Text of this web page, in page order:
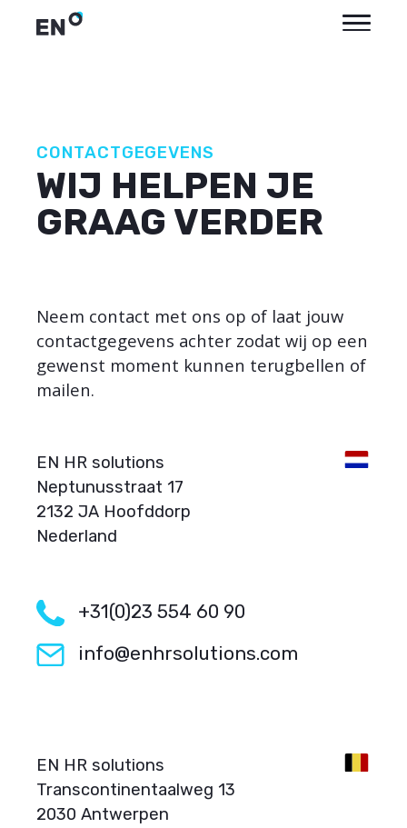
CONTACTGEGEVENS
WIJ HELPEN JE
GRAAG VERDER
Neem contact met ons op of laat jouw
contactgegevens achter zodat wij op een
gewenst moment kunnen terugbellen of
mailen.
EN HR solutions
Neptunusstraat 17
2132 JA Hoofddorp
Nederland
+31(0)23 554 60 90
info@enhrsolutions.com
EN HR solutions
Transcontinentaalweg 13
2030 Antwerpen